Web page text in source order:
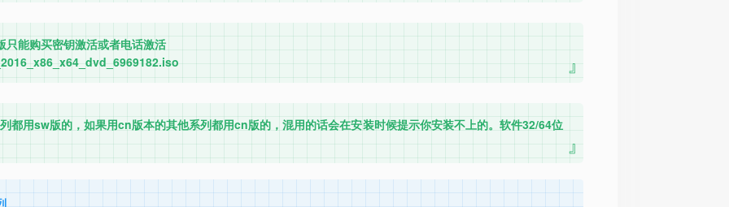
能购买密钥激活或者电话激活
都用sw版的，如果用cn版本的其他系列都用cn版的，混用的话会在安装时候提示你安装不上的。软件32/64位